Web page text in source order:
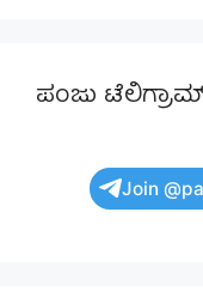
ಪಂಜು
Join